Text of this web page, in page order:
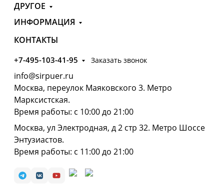
ДРУГОЕ
ИНФОРМАЦИЯ
КОНТАКТЫ
+7-495-103-41-95 Заказать звонок
info@sirpuer.ru
Москва, переулок Маяковского 3. Метро
Марксистская.
Время работы: с 10:00 до 21:00
Москва, ул Электродная, д 2 стр 32. Метро Шоссе
Энтузиастов.
Время работы: с 11:00 до 21:00